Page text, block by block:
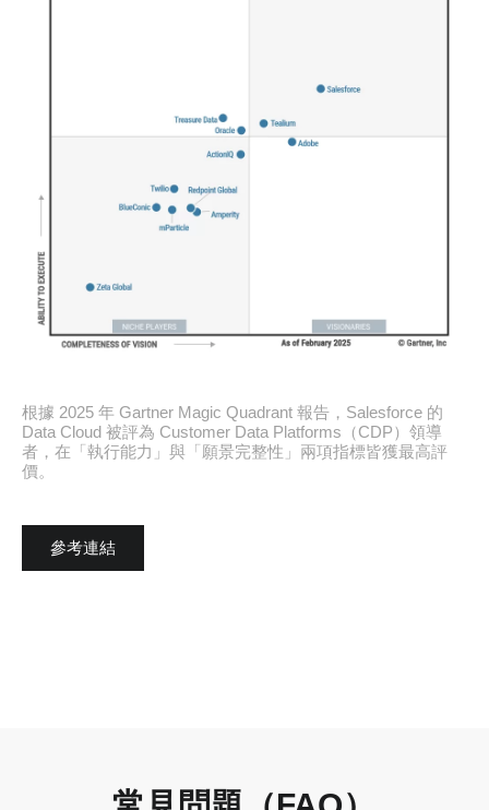
根據 2025 年 Gartner Magic Quadrant 報告，Salesforce 的
Data Cloud 被評為 Customer Data Platforms（CDP）領導
者，在「執行能力」與「願景完整性」兩項指標皆獲最高評
價。
參考連結